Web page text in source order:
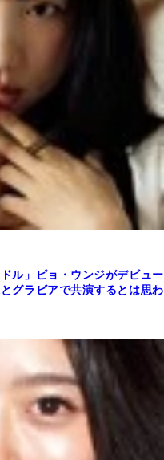
ル」ピョ・ウンジがデビュー
グラビアで共演するとは思わ